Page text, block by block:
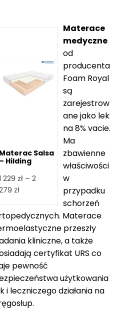
Materac Salsa
– Hilding
229 zł – 2
złZakres
od
1
229 zł
2
279 zł
Materace
medyczne
od
producenta
Foam Royal
są
zarejestrow
ane jako lek
na 8% vacie.
Ma
zbawienne
właściwości
w
przypadku
schorzeń
Materace
przeszły
kliniczne, a także
certyfikat URS co
pewność
użytkowania
i leczniczego działania na